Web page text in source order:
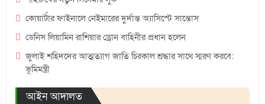
কোয়ার্টার ফাইনালে নেইমারের দুর্দান্ত অ্যাসিস্টে সান্তোস
ডেনিস লিয়ামিন রাশিয়ার ড্রোন বাহিনীর প্রধান হলেন
জুলাই শহিদদের আত্মত্যাগ জাতি চিরকাল শ্রদ্ধার সাথে স্মরণ করবে:
ভূমিমন্ত্রী
আইন আদালত